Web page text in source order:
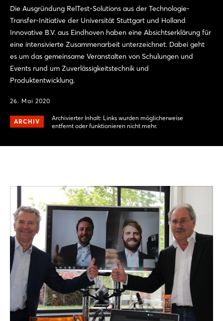
Die Ausgründung RelTest-Solutions aus der Technologie-
Transfer-Initiative der Universität Stuttgart und Holland
Innovative B.V. aus Eindhoven haben eine Absichtserklärung für
eine intensivierte Zusammenarbeit unterzeichnet. Dabei geht
es um das gemeinsame Veranstalten von Schulungen und
Events rund um Zuverlässigkeitstechnik und
Produktentwicklung.
26. Mai 2020
ARCHIV
Archivierter Inhalt: Links wurden möglicherweise
entfernt oder funktionieren nicht mehr.